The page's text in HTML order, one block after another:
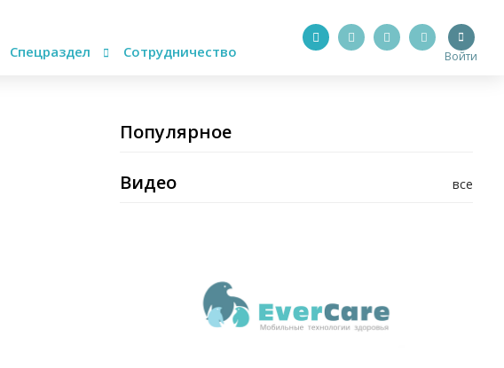
Спецраздел Сотрудничество Войти
Популярное
все
Видео